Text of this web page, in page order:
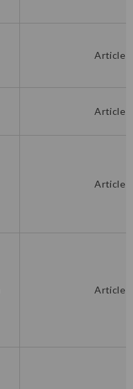
Article 2
Article 3
Article 4
Article 5